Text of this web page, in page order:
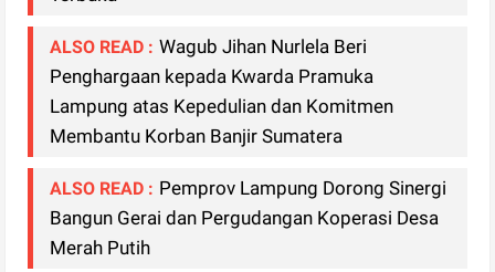
ALSO READ : Wagub Jihan Nurlela Beri
Penghargaan kepada Kwarda Pramuka
Lampung atas Kepedulian dan Komitmen
Membantu Korban Banjir Sumatera
ALSO READ : Pemprov Lampung Dorong Sinergi
Bangun Gerai dan Pergudangan Koperasi Desa
Merah Putih